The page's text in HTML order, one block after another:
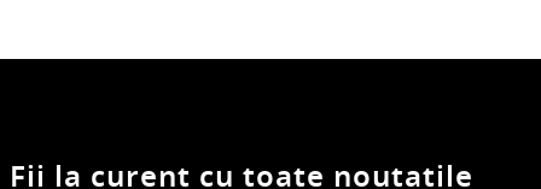
Fii la curent cu toate noutatile